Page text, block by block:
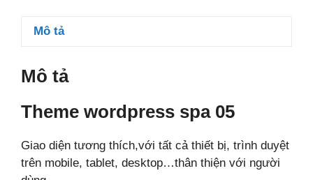
Mô tả
Mô tả
Theme wordpress spa 05
Giao diện tương thích,với tất cả thiết bị, trình duyệt
trên mobile, tablet, desktop…thân thiện với người